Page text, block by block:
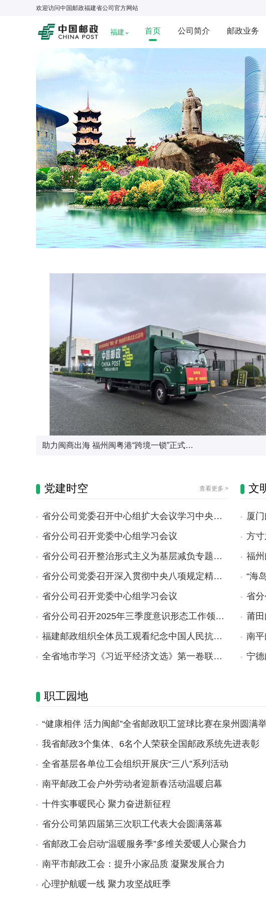
欢迎访问中国邮政福建省公司 官方网站
福建 首页 公司简介 邮政业务
助力闽商出海 福州闽粤港“跨境一锁”正式…
党建时空 查看更多 >
省分公司党委召开中心组扩大会议学习中央…
省分公司召开党委中心组学习会议
省分公司召开整治形式主义为基层减负专题…
省分公司党委召开深入贯彻中央八项规定精…
省分公司召开党委中心组学习会议
省分公司召开2025年三季度意识形态工作领…
福建邮政组织全体员工观看纪念中国人民抗…
全省地市学习《习近平经济文选》第一卷联…
文
厦
方
福
“海
省
莆
南
宁德
职工园地
“健康相伴 活力闽邮”全省邮政职工篮球比赛在泉州圆满
我省邮政3个集体、6名个人荣获全国邮政系统先进表彰
全省基层各单位工会组织开展庆“三八”系列活动
南平邮政工会户外劳动者迎新春活动温暖启幕
十件实事暖民心 聚力奋进新征程
省分公司第四届第三次职工代表大会圆满落幕
省邮政工会启动“温暖服务季”多维关爱暖人心聚合力
南平市邮政工会：提升小家品质 凝聚发展合力
心理护航暖一线 聚力攻坚战旺季